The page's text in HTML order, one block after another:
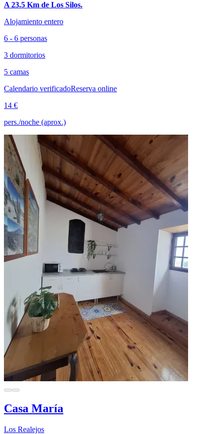
A 23.5 Km de Los Silos.
Alojamiento entero
6 - 6 personas
3 dormitorios
5 camas
Calendario verificadoReserva online
14 €
pers./noche (aprox.)
Casa María
Los Realejos